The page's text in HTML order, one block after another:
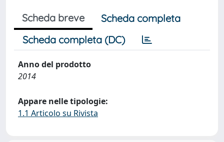
Scheda breve
Scheda completa
Scheda completa (DC)
Anno del prodotto
2014
Appare nelle tipologie:
1.1 Articolo su Rivista